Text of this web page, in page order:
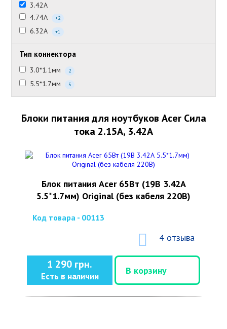
3.42А
4.74А
+2
6.32А +1
Тип коннектора
3.0*1.1мм 2
5.5*1.7мм 5
Блоки питания для ноутбуков Acer Сила
тока 2.15А, 3.42А
Блок питания Acer 65Вт (19В 3.42А
5.5*1.7мм) Original (без кабеля 220В)
Код товара - 00113
4 отзыва
1 290 грн.
Есть в наличии
В корзину